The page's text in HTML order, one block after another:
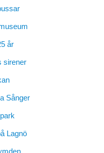
år
sirener
Sånger
Lagnö